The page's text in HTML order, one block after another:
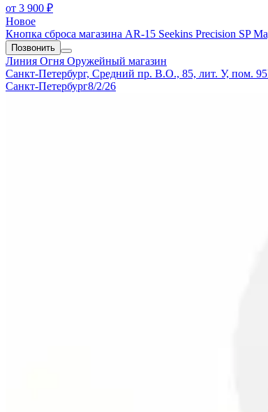
от 3 900 ₽
Новое
Кнопка сброса магазина AR-15 Seekins Precision SP
Позвонить
Линия Огня Оружейный магазин
Санкт-Петербург, Средний пр. В.О., 85, лит. У, пом.
Санкт-Петербург8/2/26